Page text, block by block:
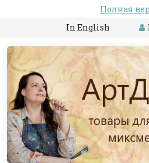
Полная
In English